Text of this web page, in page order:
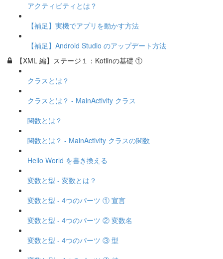
アクティビティとは？
【補足】実機でアプリを動かす方法
【補足】Android Studio のアップデート方法
【XML 編】ステージ１：Kotlinの基礎 ①
クラスとは？
クラスとは？ - MainActivity クラス
関数とは？
関数とは？ - MainActivity クラスの関数
Hello World を書き換える
変数と型 - 変数とは？
変数と型 - 4つのパーツ ① 宣言
変数と型 - 4つのパーツ ② 変数名
変数と型 - 4つのパーツ ③ 型